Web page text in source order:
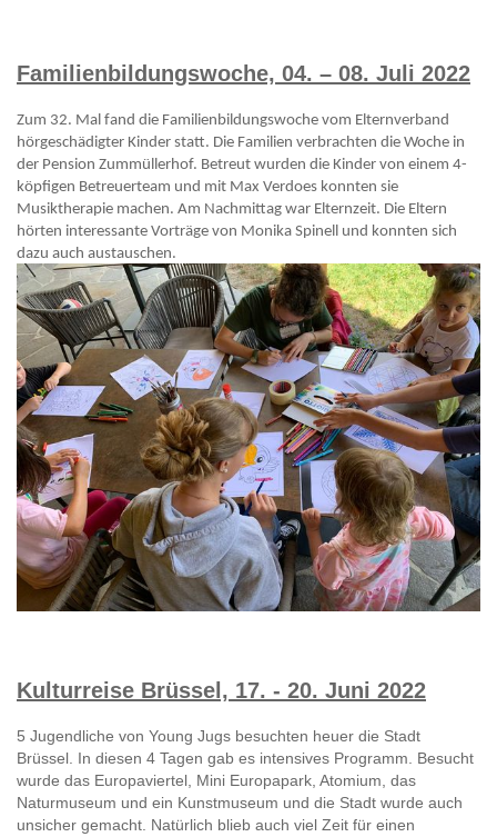
Familienbildungswoche, 04. – 08. Juli 2022
Zum 32. Mal fand die Familienbildungswoche vom Elternverband
hörgeschädigter Kinder statt. Die Familien verbrachten die Woche in
der Pension Zummüllerhof. Betreut wurden die Kinder von einem 4-
köpfigen Betreuerteam und mit Max Verdoes konnten sie
Musiktherapie machen. Am Nachmittag war Elternzeit. Die Eltern
hörten interessante Vorträge von Monika Spinell und konnten sich
dazu auch austauschen.
Kulturreise Brüssel, 17. - 20. Juni 2022
5 Jugendliche von Young Jugs besuchten heuer die Stadt
Brüssel. In diesen 4 Tagen gab es intensives Programm. Besucht
wurde das Europaviertel, Mini Europapark, Atomium, das
Naturmuseum und ein Kunstmuseum und die Stadt wurde auch
unsicher gemacht. Natürlich blieb auch viel Zeit für einen